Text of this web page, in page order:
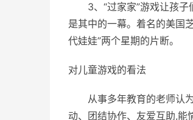
3、“过家家”游戏让孩
是其中的一幕。着名的美国
代娃娃”两个星期的片断。
对儿童游戏的看法
从事多年教育的老师认
动、团结协作、友爱互助,能